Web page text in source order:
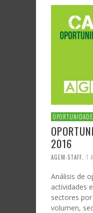
2016
AGEM-STAFF 1
Análisis de
actividades
sectores
volumen,